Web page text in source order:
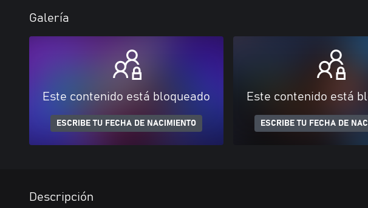
Galería
Este contenido está bloqueado
ESCRIBE TU FECHA DE NACIMIENTO
Este contenido está
ESCRIBE TU FECHA DE
Descripción